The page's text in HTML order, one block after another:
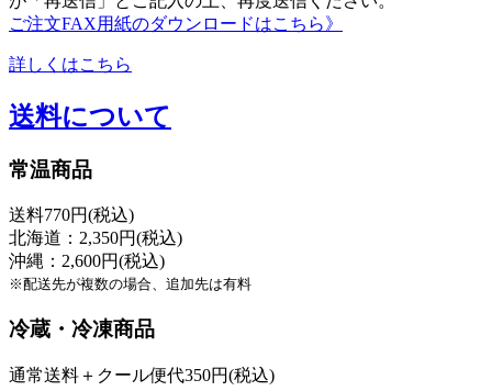
ご注文FAX用紙のダウンロードはこちら》
詳しくはこちら
送料について
常温商品
送料770円(税込)
北海道：2,350円(税込)
沖縄：2,600円(税込)
※配送先が複数の場合、追加先は有料
冷蔵・冷凍商品
通常送料＋クール便代350円(税込)